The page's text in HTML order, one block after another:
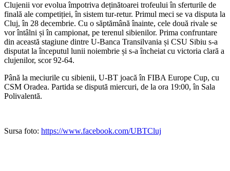
Clujenii vor evolua împotriva deținătoarei trofeului în sferturile de
finală ale competiției, în sistem tur-retur. Primul meci se va disputa la
Cluj, în 28 decembrie. Cu o săptămână înainte, cele două rivale se
vor întâlni și în campionat, pe terenul sibienilor. Prima confruntare
din această stagiune dintre U-Banca Transilvania și CSU Sibiu s-a
disputat la începutul lunii noiembrie și s-a încheiat cu victoria clară a
clujenilor, scor 92-64.
Până la meciurile cu sibienii, U-BT joacă în FIBA Europe Cup, cu
CSM Oradea. Partida se dispută miercuri, de la ora 19:00, în Sala
Polivalentă.
Sursa foto: https://www.facebook.com/UBTCluj